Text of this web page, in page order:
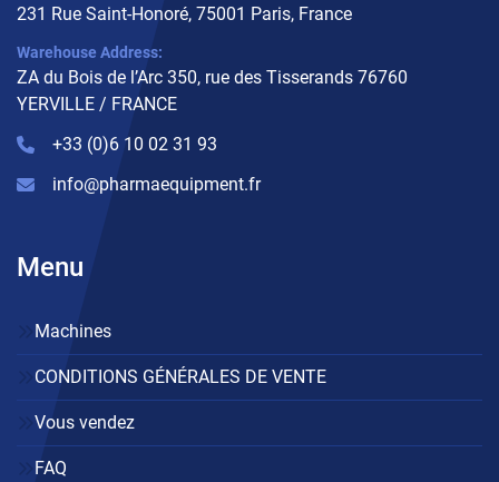
231 Rue Saint-Honoré, 75001 Paris, France
Warehouse Address:
ZA du Bois de l’Arc 350, rue des Tisserands 76760
YERVILLE / FRANCE
+33 (0)6 10 02 31 93
info@pharmaequipment.fr
Menu
Machines
CONDITIONS GÉNÉRALES DE VENTE
Vous vendez
FAQ